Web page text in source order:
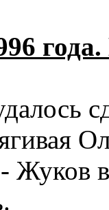
Жуков